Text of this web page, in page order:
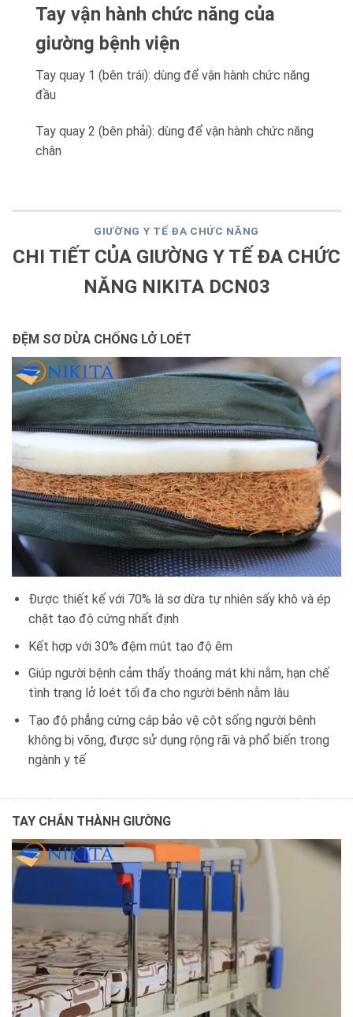
Tay vận hành chức năng của
giường bệnh viện
Tay quay 1 (bên trái): dùng để vận hành chức năng
đầu
Tay quay 2 (bên phải): dùng để vận hành chức năng
chân
GIƯỜNG Y TẾ ĐA CHỨC NĂNG
CHI TIẾT CỦA GIƯỜNG Y TẾ ĐA CHỨC
NĂNG NIKITA DCN03
ĐỆM SƠ DỪA CHỐNG LỞ LOÉT
Được thiết kế với 70% là sơ dừa tự nhiên sấy khô và ép
chặt tạo độ cứng nhất định
Kết hợp với 30% đệm mút tạo độ êm
Giúp người bệnh cảm thấy thoáng mát khi nằm, hạn chế
tình trạng lở loét tối đa cho người bênh nằm lâu
Tạo độ phẳng cứng cáp bảo vệ cột sống người bênh
không bị võng, được sử dụng rộng rãi và phổ biến trong
ngành y tế
TAY CHẮN THÀNH GIƯỜNG